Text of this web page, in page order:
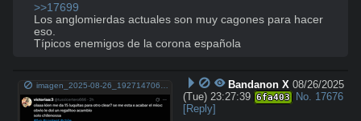
>>17699
Los anglomierdas actuales son muy cagones para hacer
eso.
Típicos enemigos de la corona española
Bandanon X 08/26/2025
(Tue) 23:27:39 6fa403 No. 17676
[Reply]